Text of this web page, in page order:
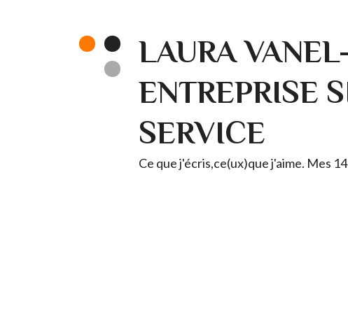
LAURA
ENTREPRISE
SERVICE
Ce que j'écris,ce(ux)que j'aime. Mes